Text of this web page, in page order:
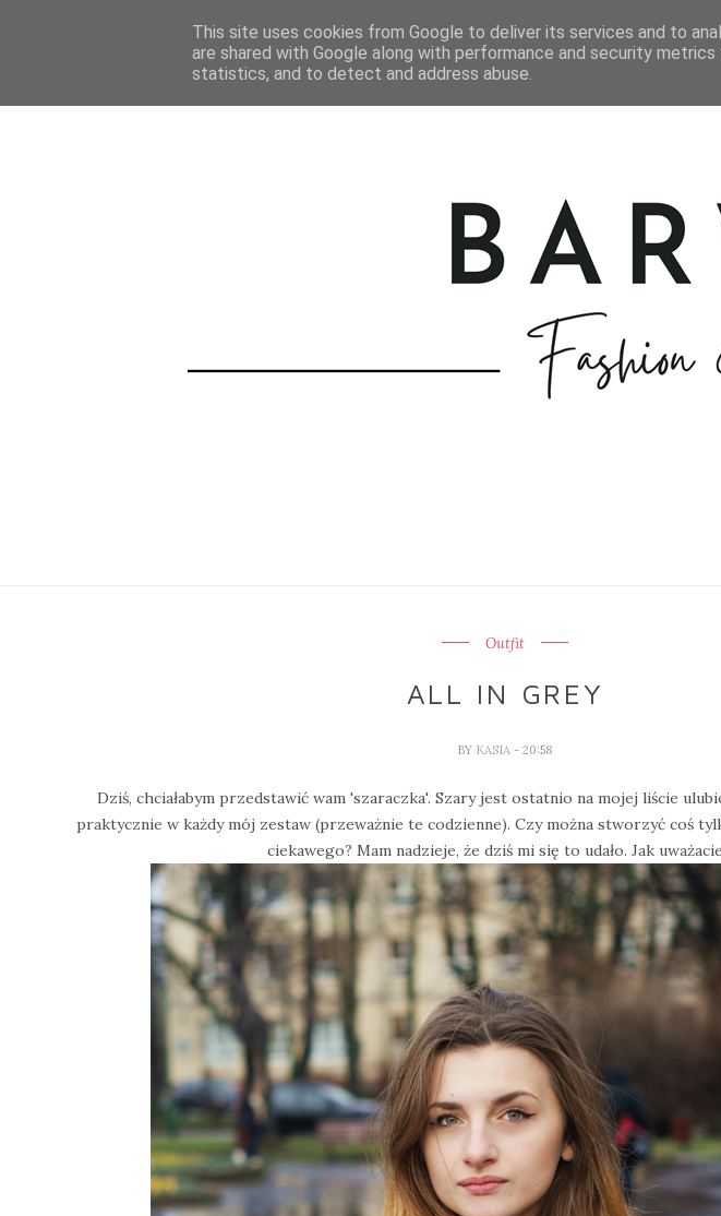
STRONA GŁÓWNA STYLIZACJE KOSMETYKI
Outfit
ALL IN GREY
BY KASIA - 20:58
Dziś, chciałabym przedstawić wam 'szaraczka'. Szary jest ostatnio na mojej liście
praktycznie w każdy mój zestaw (przeważnie te codzienne). Czy można stworzyć coś
ciekawego? Mam nadzieje, że dziś mi się to udało. Jak
This site uses cookies from Google to deliver its services and to
are shared with Google along with performance and security
statistics, and to detect and address abuse.